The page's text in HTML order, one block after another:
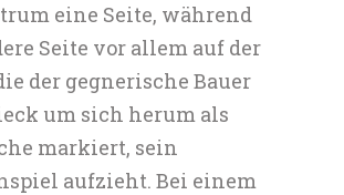
eine Seite, während
Seite vor allem auf der
der gegnerische Bauer
um sich herum als
markiert, sein
aufzieht. Bei einem